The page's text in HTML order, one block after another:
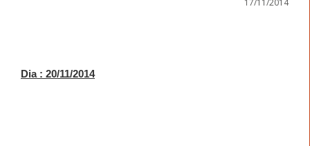
Dia : 20/11/2014